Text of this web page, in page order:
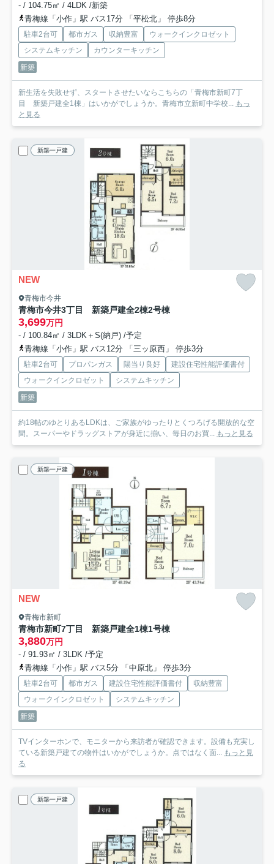
- / 104.75㎡ / 4LDK /新築
青梅線「小作」駅 バス17分 「平松北」 停歩8分
駐車2台可 都市ガス 収納豊富
ウォークインクロゼット
システムキッチン
カウンターキッチン
新築
新生活を失敗せず、スタートさせたいならこちらの「青梅市新町7丁
目 新築戸建全1棟」はいかがでしょうか。青梅市立新町中学校... もっ
と見る
新築一戸建
NEW
青梅市今井
青梅市今井3丁目 新築戸建全2棟2号棟
3,699万円
- / 100.84㎡ / 3LDK＋S(納戸) /予定
青梅線「小作」駅 バス12分 「三ッ原西」 停歩3分
駐車2台可 プロパンガス 陽当り良好
建設住宅性能評価書付
ウォークインクロゼット
システムキッチン
新築
約18帖のゆとりあるLDKは、ご家族がゆったりとくつろげる開放的な空
間。スーパーやドラッグストアが身近に揃い、毎日のお買... もっと見る
新築一戸建
NEW
青梅市新町
青梅市新町7丁目 新築戸建全1棟1号棟
3,880万円
- / 91.93㎡ / 3LDK /予定
青梅線「小作」駅 バス5分 「中原北」 停歩3分
駐車2台可 都市ガス 建設住宅性能評価書付
収納豊富
ウォークインクロゼット
システムキッチン
新築
TVインターホンで、モニターから来訪者が確認できます。設備も充実し
ている新築戸建ての物件はいかがでしょうか。点ではなく面... もっと見
る
新築一戸建